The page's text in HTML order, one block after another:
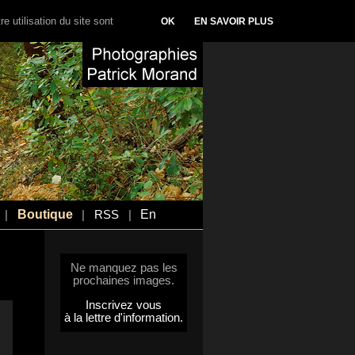
Boutique RSS En
Ne manquez pas les
prochaines images.
Inscrivez vous
à la lettre d'information.
utilisation du site sont OK EN SAVOIR PLUS